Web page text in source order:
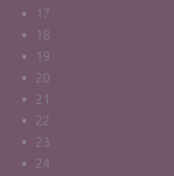
17
18
19
20
21
22
23
24